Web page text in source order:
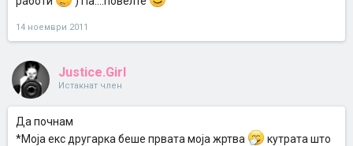
14 ноември 2011
Justice.Girl
Истакнат член
Да почнам
*Моја екс другарка беше првата моја жртва
кутрата што